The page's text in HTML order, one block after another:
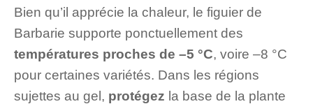
Bien qu’il apprécie la chaleur, le figuier de
Barbarie supporte ponctuellement des
températures proches de –5 °C, voire –8 °C
pour certaines variétés. Dans les régions
sujettes au gel, protégez la base de la plante